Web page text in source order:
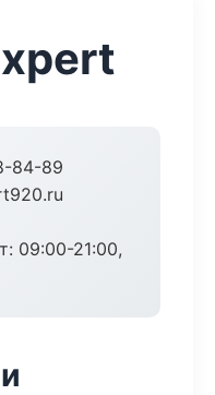
84-89
09:00-21:00,